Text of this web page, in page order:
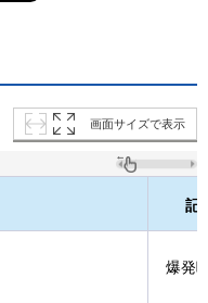
画面サイズで表示
記
爆発